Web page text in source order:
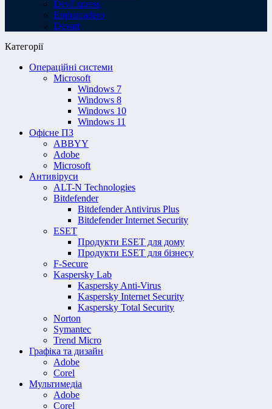
DevExpress
Embarcadero
Devart
Категорії
Операційні системи
Microsoft
Windows 7
Windows 8
Windows 10
Windows 11
Офісне ПЗ
ABBYY
Adobe
Microsoft
Антивіруси
ALT-N Technologies
Bitdefender
Bitdefender Antivirus Plus
Bitdefender Internet Security
ESET
Продукти ESET для дому
Продукти ESET для бізнесу
F-Secure
Kaspersky Lab
Kaspersky Anti-Virus
Kaspersky Internet Security
Kaspersky Total Security
Norton
Symantec
Trend Micro
Графіка та дизайн
Adobe
Corel
Мультимедіа
Adobe
Corel